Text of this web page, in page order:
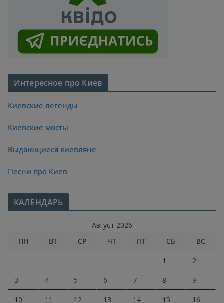
Интересное про Киев
Киевские легенды
Киевские мосты
Выдающиеся киевляне
Песни про Киев
КАЛЕНДАРЬ
Август 2026
ПН
ВТ СР ЧТ ПТ СБ ВС
1 2
3 4 5 6 7 8 9
10 11 12 13 14 15 16